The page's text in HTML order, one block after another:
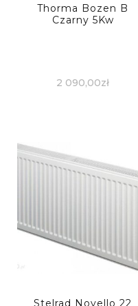
Thorma Bozen B
Czarny 5Kw
2 090,00zł
Stelrad Novello 22